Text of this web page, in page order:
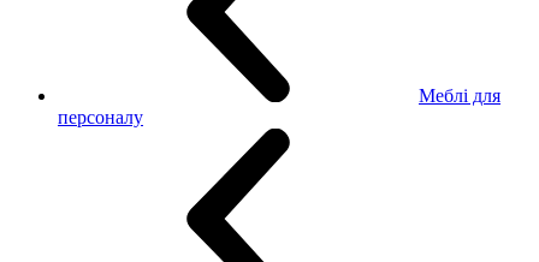
Меблі для
персоналу